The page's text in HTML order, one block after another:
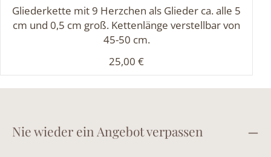
Gliederkette mit 9 Herzchen als Glieder ca. alle 5
cm und 0,5 cm groß. Kettenlänge verstellbar von
45-50 cm.
Regulärer Preis:
25,00 €
Nie wieder ein Angebot verpassen